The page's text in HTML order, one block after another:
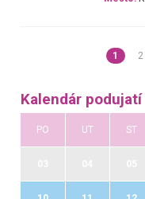
1 2
Kalendár podujatí
PO UT ST